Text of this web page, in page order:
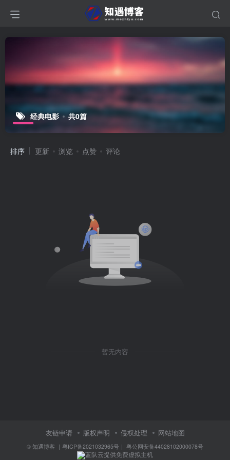
经典电影 共0篇
排序 更新 浏览 点赞 评论
暂无内容
友链申请 版权声明 侵权处理 网站地图
© 知遇博客 ｜ 粤ICP备2021032965号 ｜ 粤公网安备44028102000078号
蓝队云提供免费虚拟主机